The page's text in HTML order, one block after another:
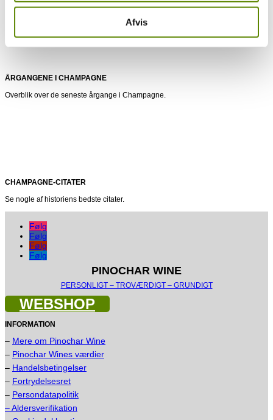
Afvis
ÅRGANGENE I CHAMPAGNE
Overblik over de seneste årgange i Champagne.
CHAMPAGNE-CITATER
Se nogle af historiens bedste citater.
Følg
Følg
Følg
Følg
PINOCHAR WINE
PERSONLIGT – TROVÆRDIGT – GRUNDIGT
WEBSHOP
INFORMATION
– Mere om Pinochar Wine
– Pinochar Wines værdier
– Handelsbetingelser
– Fortrydelsesret
– Persondatapolitik
– Aldersverifikation